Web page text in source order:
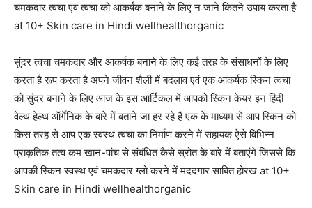
चमकदार त्वचा एवं त्वचा को आकर्षक बनाने के लिए न जाने कितने उपाय करता है
at 10+ Skin care in Hindi wellhealthorganic
सुंदर त्वचा चमकदार और आकर्षक बनाने के लिए कई तरह के संसाधनों के लिए
करता है रूप करता है अपने जीवन शैली में बदलाव एवं एक आकर्षक स्किन त्वचा
को सुंदर बनाने के लिए आज के इस आर्टिकल में आपको स्किन केयर इन हिंदी
वेल्थ हेल्थ ऑर्गेनिक के बारे में बताने जा हर रहे हैं एक के माध्यम से आप स्किन को
किस तरह से आप एक स्वस्थ त्वचा का निर्माण करने में सहायक ऐसे विभिन्न
प्राकृतिक तत्व कम खान-पांच से संबंधित कैसे स्रोत के बारे में बताएंगे जिससे कि
आपकी स्किन स्वस्थ एवं चमकदार ग्लो करने में मददगार साबित होरख at 10+
Skin care in Hindi wellhealthorganic